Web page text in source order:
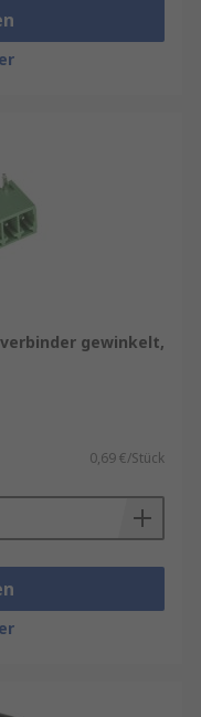
gewinkelt,
0,69 €/Stück